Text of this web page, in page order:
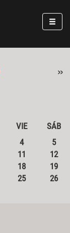
»
VIE
SÁB
4
5
11
12
18
19
25
26